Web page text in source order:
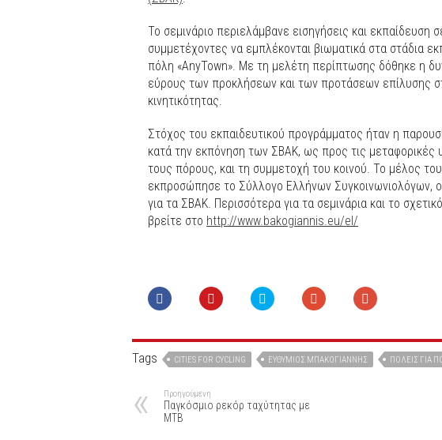
Το σεμινάριο περιελάμβανε εισηγήσεις και εκπαίδευση
συμμετέχοντες να εμπλέκονται βιωματικά στα στάδια
πόλη «AnyTown». Με τη μελέτη περίπτωσης δόθηκε η
εύρους των προκλήσεων και των προτάσεων επίλυσης
κινητικότητας.
Στόχος του εκπαιδευτικού προγράμματος ήταν η
κατά την εκπόνηση των ΣΒΑΚ, ως προς τις μεταφορικές
τους πόρους, και τη συμμετοχή του κοινού. Το μέλος
εκπροσώπησε το Σύλλογο Ελλήνων Συγκοινωνιολόγων, ο
για τα ΣΒΑΚ. Περισσότερα για τα σεμινάρια και το
βρείτε στο http://www.bakogiannis.eu/el/
Tags CITIES FOR CYCLING ΕΥΘΎΜΙΟΣ ΜΠΑΚΟΓΙΆΝΝΗΣ ΠΌΛΕΙΣ ΓΙΑ
Προηγούμενη
Παγκόσμιο ρεκόρ ταχύτητας με
ΜΤΒ